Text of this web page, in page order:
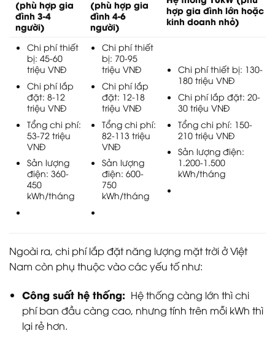
(phù hợp gia
đình 3-4
người)
(phù hợp gia
đình 4-6
người)
hợp gia đình lớn hoặc
kinh doanh nhỏ)
Chi phí thiết
bị: 45-60
triệu VNĐ
Chi phí lắp
đặt: 8-12
triệu VNĐ
Tổng chi phí:
53-72 triệu
VNĐ
Sản lượng
điện: 360-
450
kWh/tháng
Chi phí thiết
bị: 70-95
triệu VNĐ
Chi phí lắp
đặt: 12-18
triệu VNĐ
Tổng chi phí:
82-113 triệu
VNĐ
Sản lượng
điện: 600-
750
kWh/tháng
Chi phí thiết bị: 130-
180 triệu VNĐ
Chi phí lắp đặt: 20-
30 triệu VNĐ
Tổng chi phí: 150-
210 triệu VNĐ
Sản lượng điện:
1.200-1.500
kWh/tháng
Ngoài ra, chi phí lắp đặt năng lượng mặt trời ở Việt
Nam còn phụ thuộc vào các yếu tố như:
Công suất hệ thống: Hệ thống càng lớn thì chi
phí ban đầu càng cao, nhưng tính trên mỗi kWh thì
lại rẻ hơn.